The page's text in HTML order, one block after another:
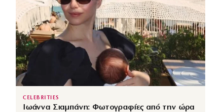
CELEBRITIES
Ιωάννα Σιαμπάνη: Φωτογραφίες από την ώρα